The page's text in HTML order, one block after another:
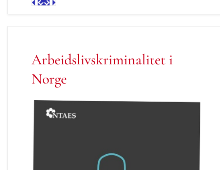
Arbeidslivskriminalitet i
Norge